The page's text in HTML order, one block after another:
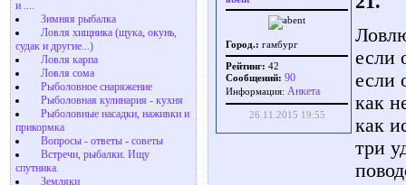
и ....
Зимняя рыбалка
Ловля хищника (щука, окунь,
судак и другие...)
Ловля карпа
Ловля сома
Рыболовное снаряжение
Рыболовная кулинария - кухня
Рыболовные насадки, наживки и
прикормка
Вопросы - ответы - советы
Встречи, рыбалки. Ищу
спутника.
Земляки
Город.: гамбург
Рейтинг: 42
Сообщений: 90
Информация: Aнкета
26.11.2015 19:55
если
если
как
как
три